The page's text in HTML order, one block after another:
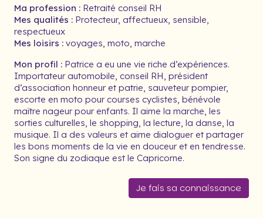
Ma profession : Retraité conseil RH
Mes qualités : Protecteur, affectueux, sensible,
respectueux
Mes loisirs : voyages, moto, marche
Mon profil : Patrice a eu une vie riche d’expériences.
Importateur automobile, conseil RH, président
d’association honneur et patrie, sauveteur pompier,
escorte en moto pour courses cyclistes, bénévole
maître nageur pour enfants. Il aime la marche, les
sorties culturelles, le shopping, la lecture, la danse, la
musique. Il a des valeurs et aime dialoguer et partager
les bons moments de la vie en douceur et en tendresse.
Son signe du zodiaque est le Capricorne.
Je fais sa connaissance